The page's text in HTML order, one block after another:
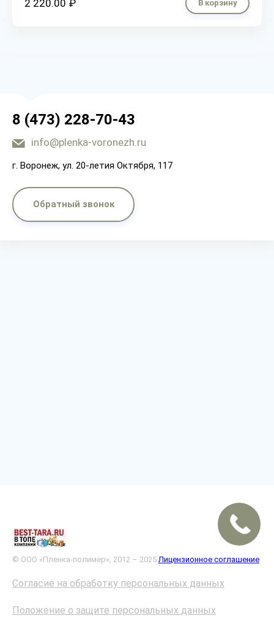
2 220.00 ₽ В корзину
8 (473) 228-70-43
info@plenka-voronezh.ru
г. Воронеж, ул. 20-летия Октября, 117
Обратный звонок
© ООО «Пленка-полимер», 2012 – 2025 Лицензионное соглашение
Согласие на обработку персональных данных
Положение о защите персональных данных